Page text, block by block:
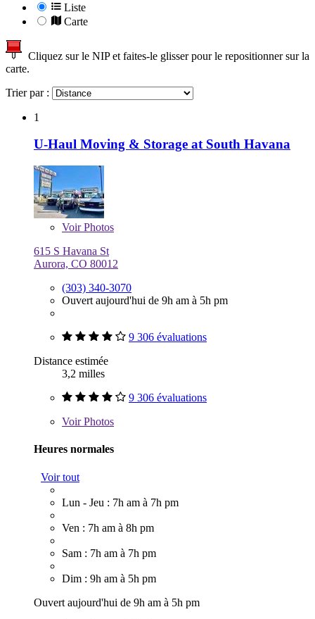
Liste
Carte
Cliquez sur le NIP et faites-le glisser pour le repositionner sur la
carte.
Trier par :
1
U-Haul Moving & Storage at South Havana
VoirPhotos
615 S Havana St
Aurora, CO 80012
(303) 340-3070
Ouvert aujourd'hui de 9h am à 5h pm
9 306 évaluations
Distance estimée
3,2 milles
9 306 évaluations
VoirPhotos
Heures normales
Voir tout
Lun - Jeu : 7h am à 7h pm
Ven : 7h am à 8h pm
Sam : 7h am à 7h pm
Dim : 9h am à 5h pm
Ouvert aujourd'hui de 9h am à 5h pm